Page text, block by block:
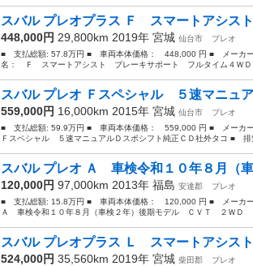
スバル プレオプラス Ｆ スマートアシ
448,000円 29,800km 2019年 宮城 仙台市
プレオ
■ 支払総額: 57.8万円 ■ 車両本体価格： 448,000 円 ■ メーカ
名： Ｆ スマートアシスト ブレーキサポート フルタイム４Ｗ
スバル プレオ Ｆスペシャル ５速マニュ
559,000円 16,000km 2015年 宮城 仙台市
プレオ
■ 支払総額: 59.9万円 ■ 車両本体価格： 559,000 円 ■ メー
Ｆスペシャル ５速マニュアルＤスポシフト純正ＣＤ社外タコ ■
スバル プレオ Ａ 車検令和１０年８月（
120,000円 97,000km 2013年 福島 安達郡
プレオ
■ 支払総額: 15.8万円 ■ 車両本体価格： 120,000 円 ■ メー
Ａ 車検令和１０年８月（車検２年）後期モデル ＣＶＴ ２ＷＤ
スバル プレオプラス Ｌ スマートアシ
524,000円 35,560km 2019年 宮城 柴田郡
プレオ